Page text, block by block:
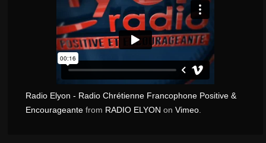
Radio Elyon - Radio Chrétienne Francophone Positive &
Encourageante from RADIO ELYON onVimeo